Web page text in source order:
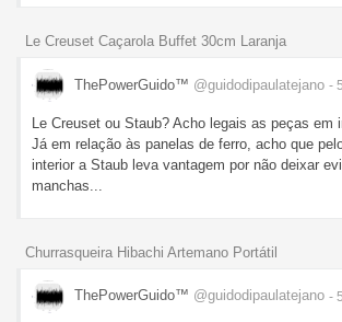
Le Creuset Caçarola Buffet 30cm Laranja
ThePowerGuido™ @guidodipaulatejano -
Le Creuset ou Staub? Acho legais as peças em
Já em relação às panelas de ferro, acho que
interior a Staub leva vantagem por não deixar
manchas...
Churrasqueira Hibachi Artemano Portátil
ThePowerGuido™ @guidodipaulatejano -